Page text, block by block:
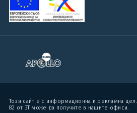
Този сайт е с информационна и рекламна
82 от ЗТ може да получите в нашите офиси.